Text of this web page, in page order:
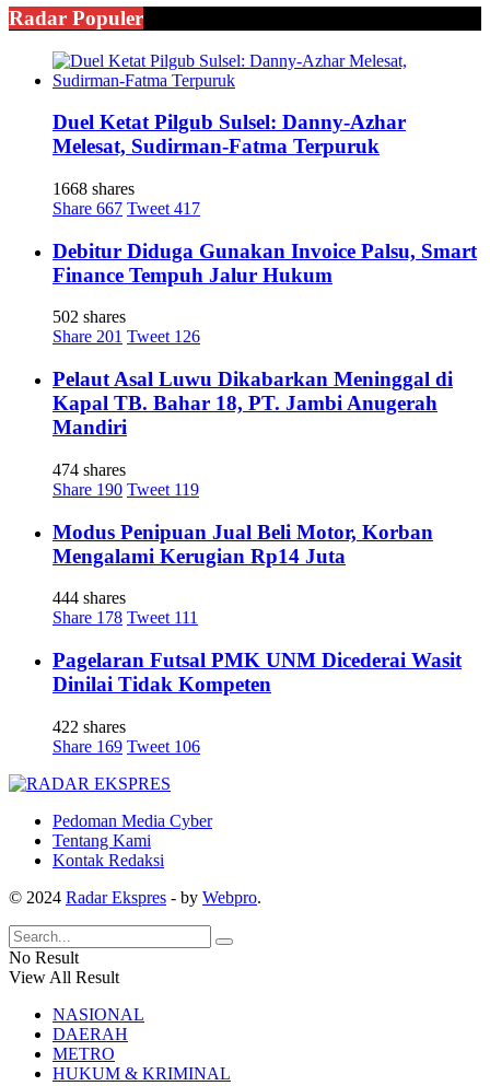
Radar Populer
Duel Ketat Pilgub Sulsel: Danny-Azhar
Melesat, Sudirman-Fatma Terpuruk
1668 shares
Share 667 Tweet 417
Debitur Diduga Gunakan Invoice Palsu, Smart
Finance Tempuh Jalur Hukum
502 shares
Share 201 Tweet 126
Pelaut Asal Luwu Dikabarkan Meninggal di
Kapal TB. Bahar 18, PT. Jambi Anugerah
Mandiri
474 shares
Share 190 Tweet 119
Modus Penipuan Jual Beli Motor, Korban
Mengalami Kerugian Rp14 Juta
444 shares
Share 178 Tweet 111
Pagelaran Futsal PMK UNM Dicederai Wasit
Dinilai Tidak Kompeten
422 shares
Share 169 Tweet 106
Pedoman Media Cyber
Tentang Kami
Kontak Redaksi
© 2024 Radar Ekspres - by Webpro.
No Result
View All Result
NASIONAL
DAERAH
METRO
HUKUM & KRIMINAL